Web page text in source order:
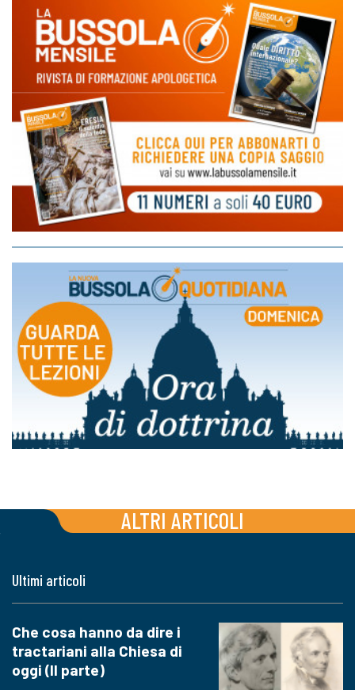
ALTRI ARTICOLI
Ultimi articoli
Che cosa hanno da dire i
tractariani alla Chiesa di
oggi (II parte)